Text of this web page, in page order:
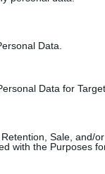
Data.
Data for
Sale, and/
with the Purposes